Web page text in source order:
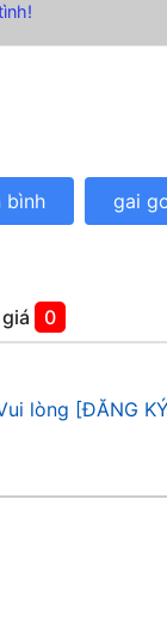
bình gai
0
lòng [ĐĂNG